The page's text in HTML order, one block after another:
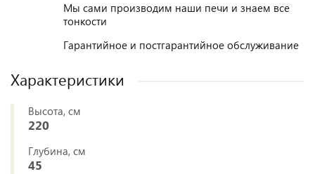
Мы сами производим наши печи и знаем все
тонкости
Гарантийное и постгарантийное обслуживание
Характеристики
Высота, см
220
Глубина, см
45